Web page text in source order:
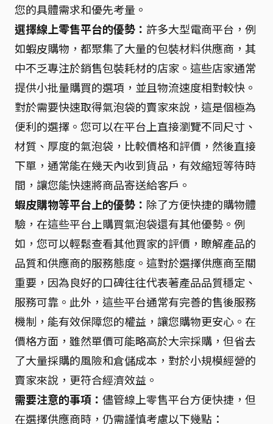
您的具體需求和優先考量。
選擇線上零售平台的優勢： 許多大型電商平台，例
如蝦皮購物，都聚集了大量的包裝材料供應商，其
中不乏專注於銷售包裝耗材的店家。這些店家通常
提供小批量購買的選項，並且物流速度相對較快。
對於需要快速取得氣泡袋的賣家來說，這是個極為
便利的選擇。您可以在平台上直接瀏覽不同尺寸、
材質、厚度的氣泡袋，比較價格和評價，然後直接
下單，通常能在幾天內收到貨品，有效縮短等待時
間，讓您能快速將商品寄送給客戶。
蝦皮購物等平台上的優勢： 除了方便快捷的購物體
驗，在這些平台上購買氣泡袋還有其他優勢。例
如，您可以輕鬆查看其他買家的評價，瞭解產品的
品質和供應商的服務態度。這對於選擇供應商至關
重要，因為良好的口碑往往代表著產品品質穩定、
服務可靠。此外，這些平台通常有完善的售後服務
機制，能有效保障您的權益，讓您購物更安心。在
價格方面，雖然單價可能略高於大宗採購，但省去
了大量採購的風險和倉儲成本，對於小規模經營的
賣家來說，更符合經濟效益。
需要注意的事項： 儘管線上零售平台方便快捷，但
在選擇供應商時，仍需謹慎考慮以下幾點：